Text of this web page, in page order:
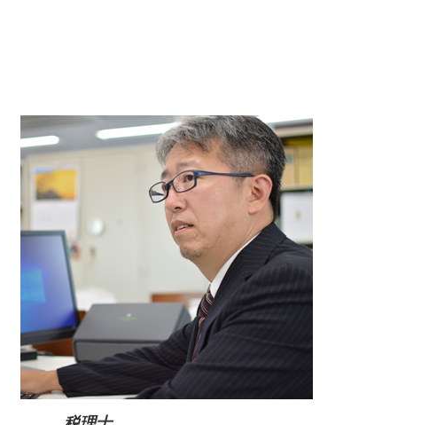
社長 後継者 募集
親族内承継 デメリット
後継者 募集
事業承継 後継者募集
事業継承 マッチング 個人
事業承継 税理士
会社 後継者 募集